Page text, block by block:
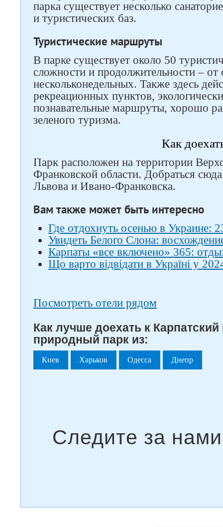
парка существует несколько
и туристических баз.
Туристические маршруты
В парке существует около 50
сложности и продолжительности –
нескольконедельных. Также здесь
рекреационных пунктов,
познавательные маршруты, хорошо
зеленого туризма.
Как
Парк расположен на территории
Франковской области. Добраться
Львова и Ивано-Франковска.
Вам также может быть интересно
Где отдохнуть осенью в Украине:
Увидеть Белого Слона:
Карпаты «все включено» 365:
Що варто відвідати в Україні у
Посмотреть отели рядом
Как лучше доехать к
природный парк из:
Киев Харьков Одесса Днепр